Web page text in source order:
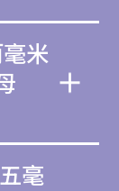
米
毫